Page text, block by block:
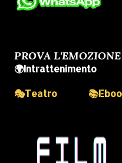
PROVA
🌍Intrattenimento
🎭Teatro